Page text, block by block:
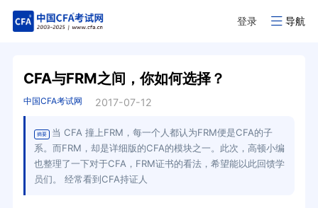
登录 导航
CFA与FRM之间，你如何选择？
中国CFA考试网 2017-07-12
摘要
当 CFA 撞上FRM，每一个人都认为FRM便是CFA的子
系。而FRM，却是详细版的CFA的模块之一。此次，高顿小编
也整理了一下对于CFA，FRM证书的看法，希望能以此回馈学
员们。 经常看到CFA持证人